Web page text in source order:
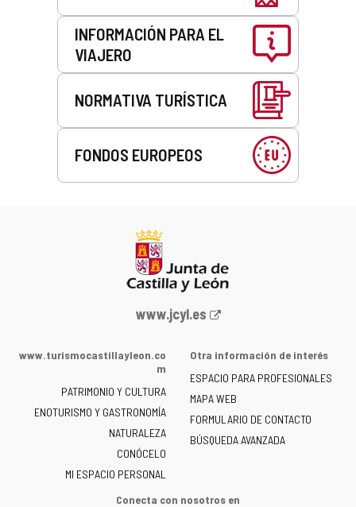
INFORMACIÓN PARA EL
VIAJERO
NORMATIVA TURÍSTICA
FONDOS EUROPEOS
Portal
la
de
Castilla
y
León
-
www.jcyl.es
www.turismocastillayleon.co
m
PATRIMONIO Y CULTURA
ENOTURISMO Y GASTRONOMÍA
NATURALEZA
CONÓCELO
MI ESPACIO PERSONAL
Otra información de interés
ESPACIO PARA PROFESIONALES
MAPA WEB
FORMULARIO DE CONTACTO
BÚSQUEDA AVANZADA
Conecta con nosotros en